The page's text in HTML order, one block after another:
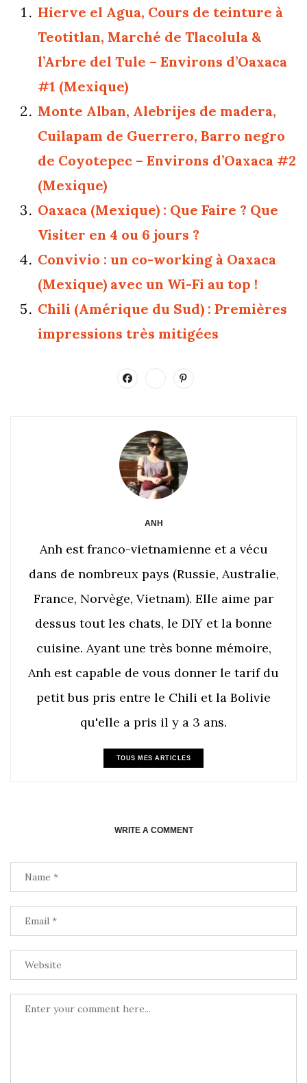
Hierve el Agua, Cours de teinture à
Teotitlan, Marché de Tlacolula &
l’Arbre del Tule – Environs d’Oaxaca
#1 (Mexique)
Monte Alban, Alebrijes de madera,
Cuilapam de Guerrero, Barro negro
de Coyotepec – Environs d’Oaxaca #2
(Mexique)
Oaxaca (Mexique) : Que Faire ? Que
Visiter en 4 ou 6 jours ?
Convivio : un co-working à Oaxaca
(Mexique) avec un Wi-Fi au top !
Chili (Amérique du Sud) : Premières
impressions très mitigées
ANH
Anh est franco-vietnamienne et a vécu
dans de nombreux pays (Russie, Australie,
France, Norvège, Vietnam). Elle aime par
dessus tout les chats, le DIY et la bonne
cuisine. Ayant une très bonne mémoire,
Anh est capable de vous donner le tarif du
petit bus pris entre le Chili et la Bolivie
qu'elle a pris il y a 3 ans.
TOUS MES ARTICLES
WRITE A COMMENT